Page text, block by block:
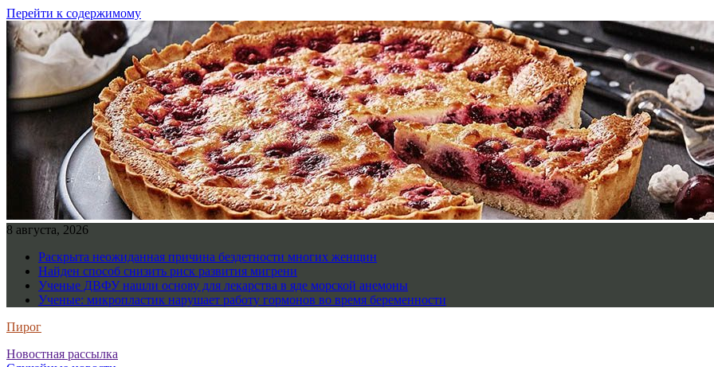
Перейти к содержимому
8 августа, 2026
Раскрыта неожиданная причина бездетности многих женщин
Найден способ снизить риск развития мигрени
Ученые ДВФУ нашли основу для лекарства в яде морской анемоны
Ученые: микропластик нарушает работу гормонов во время беременности
Пирог
Новостная рассылка